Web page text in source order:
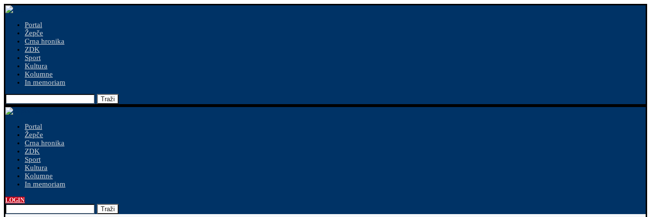
Portal
Žepče
Crna hronika
ZDK
Sport
Kultura
Kolumne
In memoriam
Traži
Portal
Žepče
Crna hronika
ZDK
Sport
Kultura
Kolumne
In memoriam
LOGIN
Traži